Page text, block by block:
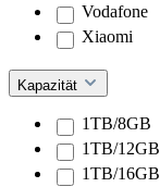
Vodafone
Xiaomi
Kapazität
1TB/8GB
1TB/12GB
1TB/16GB